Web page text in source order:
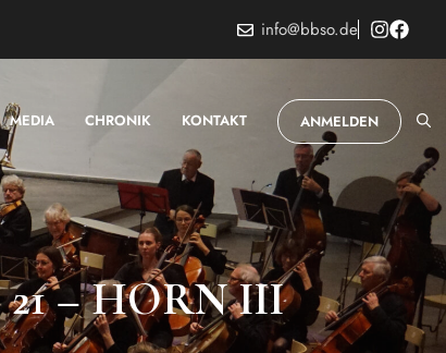
info@bbso.de
MEDIA CHRONIK KONTAKT ANMELDEN
– HORN III